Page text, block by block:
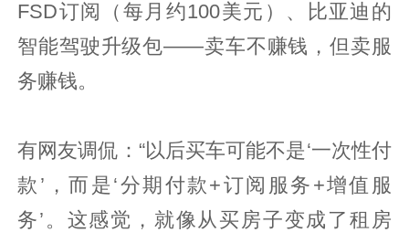
FSD订阅（每月约100美元）、比亚迪的
智能驾驶升级包——卖车不赚钱，但卖服
务赚钱。
有网友调侃：“以后买车可能不是‘一次性付
款’，而是‘分期付款+订阅服务+增值服
务’。这感觉，就像从买房子变成了租房